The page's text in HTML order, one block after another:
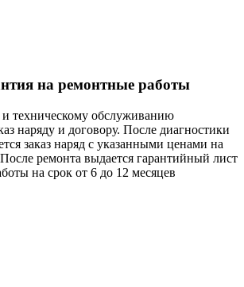
на ремонтные работы
техническому обслуживанию
наряду и договору. После диагностики
заказ наряд с указанными ценами на
ремонта выдается гарантийный лист
на срок от 6 до 12 месяцев